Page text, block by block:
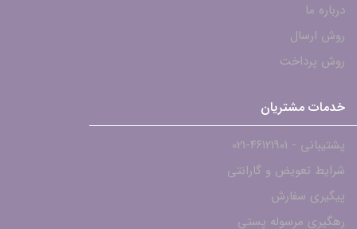
درباره ما
روش ارسال
روش پرداخت
خدمات مشتریان
پشتیبانی - ۴۶۱۲۱۹۰۱-021
شرایط تعویض و گارانتی
پیگیری سفارش
رهگیری مرسوله پستی